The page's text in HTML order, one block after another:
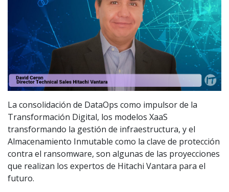
La consolidación de DataOps como impulsor de la
Transformación Digital, los modelos XaaS
transformando la gestión de infraestructura, y el
Almacenamiento Inmutable como la clave de protección
contra el ransomware, son algunas de las proyecciones
que realizan los expertos de Hitachi Vantara para el
futuro.
CHILE
ARGENTINA
MÉXICO